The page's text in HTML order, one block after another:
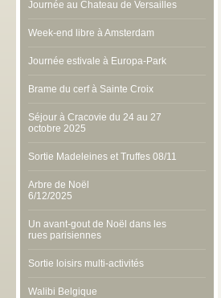
Journée au Chateau de Versailles
Week-end libre à Amsterdam
Journée estivale à Europa-Park
Brame du cerf à Sainte Croix
Séjour à Cracovie du 24 au 27
octobre 2025
Sortie Madeleines et Truffes 08/11
Arbre de Noël
6/12/2025
Un avant-gout de Noël dans les
rues parisiennes
Sortie loisirs multi-activités
Walibi Belgique